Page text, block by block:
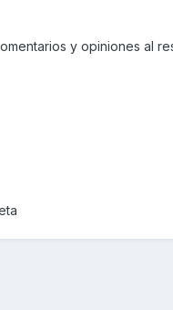
y opiniones al